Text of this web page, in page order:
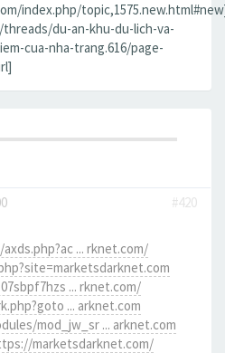
index.php/
du-an-khu-du-lich-va-
cua-nha-trang.616/page-
#420
... rknet.com/
... rknet.com/
... arknet.com
mod_jw_sr ... arknet.com
marketsdarknet.com/